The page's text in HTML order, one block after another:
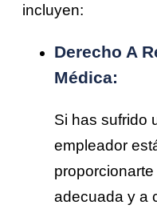
incluyen:
Derecho A
Médica:
Si has sufrido
empleador
adecuada y a